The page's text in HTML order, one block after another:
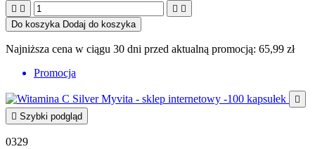
   
Do koszyka Dodaj do koszyka
Najniższa cena w ciągu 30 dni przed aktualną promocją: 65,99 zł
Promocja

 Szybki podgląd
0329